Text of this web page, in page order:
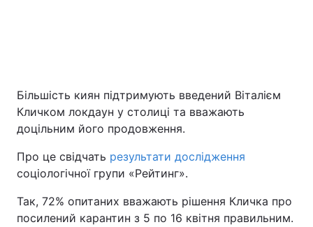
Одеса
Техно і зв'язок
Зброя Інциденти
Більшість киян підтримують введений Віталієм
Кличком локдаун у столиці та вважають
доцільним його продовження.
Про це свідчать результати дослідження
соціологічної групи «Рейтинг».
Так, 72% опитаних вважають рішення Кличка про
посилений карантин з 5 по 16 квітня правильним.